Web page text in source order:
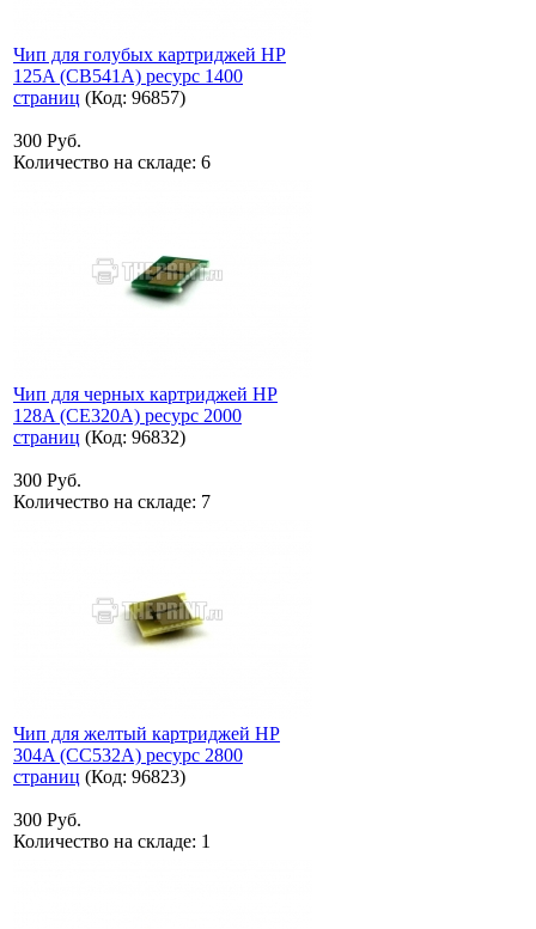
Чип для голубых картриджей HP
125A (CB541A) ресурс 1400
страниц (Код: 96857)
300 Руб.
Количество на складе: 6
Чип для черных картриджей HP
128A (CE320A) ресурс 2000
страниц (Код: 96832)
300 Руб.
Количество на складе: 7
Чип для желтый картриджей HP
304A (CC532A) ресурс 2800
страниц (Код: 96823)
300 Руб.
Количество на складе: 1